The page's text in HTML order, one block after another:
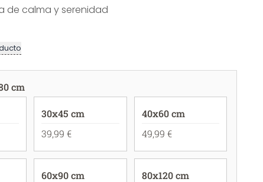
de calma y serenidad
cm
30x45 cm
39,99 €
40x60 cm
49,99 €
60x90 cm
80x120 cm